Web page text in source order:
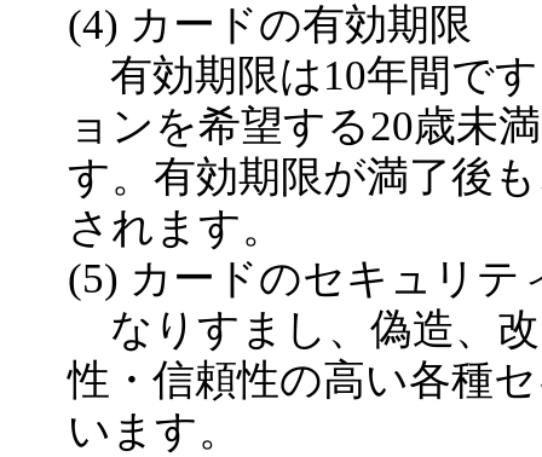
(4) カードの有効期限
有効期限は10年間で
ョンを希望する20歳未
す。有効期限が満了後
されます。
(5) カードのセキュリテ
なりすまし、偽造、
性・信頼性の高い各種
います。